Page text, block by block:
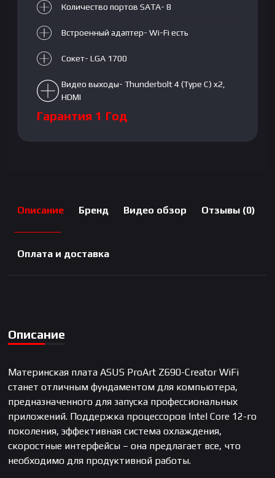
Количество портов SATA- 8
Встроенный адаптер- Wi-Fi есть
Сокет- LGA 1700
Видео выходы- Thunderbolt 4 (Type C) x2,
HDMI
Гарантия 1 Год
Описание Бренд Видео обзор Отзывы (0)
Оплата и доставка
Описание
Материнская плата ASUS ProArt Z690-Creator WiFi
станет отличным фундаментом для компьютера,
предназначенного для запуска профессиональных
приложений. Поддержка процессоров Intel Core 12-го
поколения, эффективная система охлаждения,
скоростные интерфейсы – она предлагает все, что
необходимо для продуктивной работы.